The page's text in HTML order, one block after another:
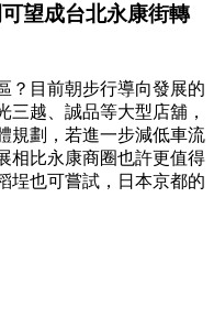
望成台北永康街轉
？目前朝步行導向發展的
三越、誠品等大型店舖，
規劃，若進一步減低車流
相比永康商圈也許更值得
埕也可嘗試，日本京都的